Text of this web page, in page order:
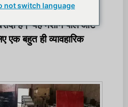
ने शूली पीली मीलवर्म
है। यह मशीन पीले आटे
बहुत ही व्यावहारिक
not switch language